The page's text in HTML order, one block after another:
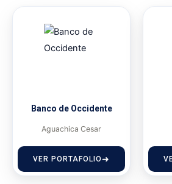
Banco de Occidente
Aguachica Cesar
VER PORTAFOLIO